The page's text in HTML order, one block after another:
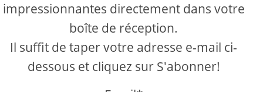
impressionnantes directement dans votre
boîte de réception.
Il suffit de taper votre adresse e-mail ci-
dessous et cliquez sur S'abonner!